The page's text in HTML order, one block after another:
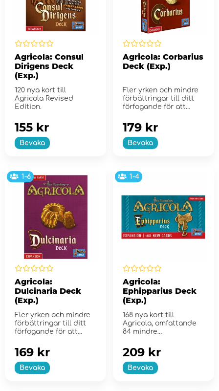
Agricola: Consul
Dirigens Deck
(Exp.)
120 nya kort till
Agricola Revised
Edition.
Bevaka
155 kr
Agricola: Corbarius
Deck (Exp.)
Fler yrken och mindre
förbättringar till ditt
förfogande för att
Bevaka
179 kr
1-6
Agricola:
Dulcinaria Deck
(Exp.)
Fler yrken och mindre
förbättringar till ditt
förfogande för att
Bevaka
169 kr
1-4
Agricola:
Ephipparius Deck
(Exp.)
168 nya kort till
Agricola, omfattande
84 mindre
yrken
Bevaka
209 kr